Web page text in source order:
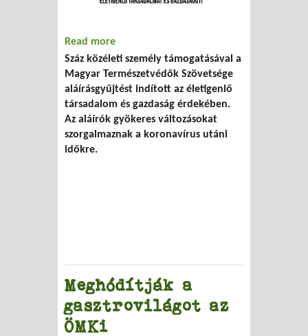
Read more
és gazdaságot! petíció
Száz közéleti személy támogatásával a
Magyar Természetvédők Szövetsége
aláírásgyűjtést indított az életigenlő
társadalom és gazdaság érdekében.
Az aláírók gyökeres változásokat
szorgalmaznak a koronavírus utáni
időkre.
Meghódítják a
gasztrovilágot az
ÖMKi